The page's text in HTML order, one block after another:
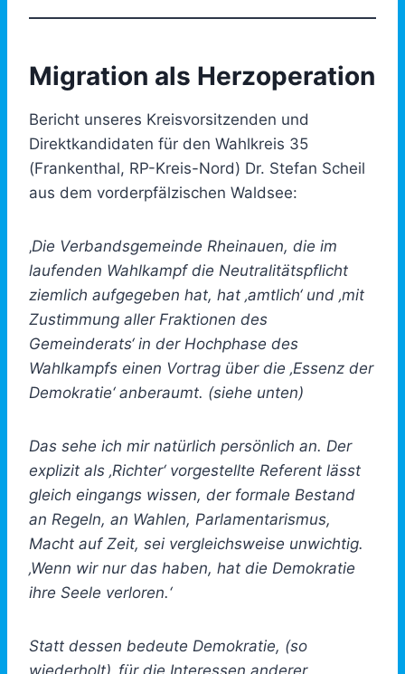
Migration als Herzoperation
Bericht unseres Kreisvorsitzenden und
Direktkandidaten für den Wahlkreis 35
(Frankenthal, RP-Kreis-Nord) Dr. Stefan Scheil
aus dem vorderpfälzischen Waldsee:
‚Die Verbandsgemeinde Rheinauen, die im
laufenden Wahlkampf die Neutralitätspflicht
ziemlich aufgegeben hat, hat ‚amtlich‘ und ‚mit
Zustimmung aller Fraktionen des
Gemeinderats‘ in der Hochphase des
Wahlkampfs einen Vortrag über die ‚Essenz der
Demokratie‘ anberaumt. (siehe unten)
Das sehe ich mir natürlich persönlich an. Der
explizit als ‚Richter‘ vorgestellte Referent lässt
gleich eingangs wissen, der formale Bestand
an Regeln, an Wahlen, Parlamentarismus,
Macht auf Zeit, sei vergleichsweise unwichtig.
‚Wenn wir nur das haben, hat die Demokratie
ihre Seele verloren.‘
Statt dessen bedeute Demokratie, (so